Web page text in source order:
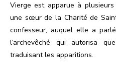
Vierge est apparue à
une sœur de la Charité de
confesseur, auquel elle a
l’archevêché qui autorisa
traduisant les apparitions.